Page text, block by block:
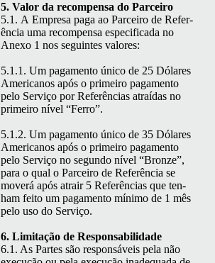
5. Val­or da rec­om­pen­sa do Parceiro
5.1. A Empre­sa paga ao Par­ceiro de Refer­
ên­cia uma rec­om­pen­sa especi­fi­ca­da no
Anexo 1 nos seguintes valores:
5.1.1. Um paga­men­to úni­co de 25 Dólares
Amer­i­canos após o primeiro paga­men­to
pelo Serviço por Refer­ên­cias atraí­das no
primeiro nív­el “Fer­ro”.
5.1.2. Um paga­men­to úni­co de 35 Dólares
Amer­i­canos após o primeiro paga­men­to
pelo Serviço no segun­do nív­el “Bronze”,
para o qual o Par­ceiro de Refer­ên­cia se
moverá após atrair 5 Refer­ên­cias que ten­
ham feito um paga­men­to mín­i­mo de 1 mês
pelo uso do Serviço.
6. Lim­i­tação de Responsabilidade
6.1. As Partes são respon­sáveis pela não